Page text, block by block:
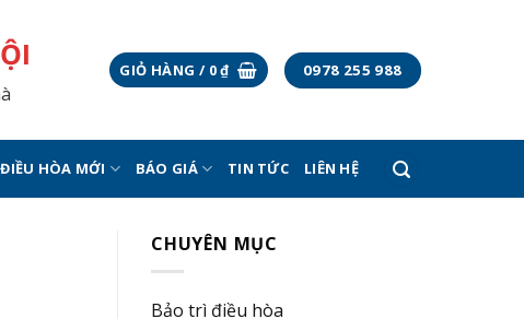
GIỎ HÀNG / 0₫ 0978 255 988
ĐIỀU HÒA MỚI BÁO GIÁ TIN TỨC LIÊN HỆ
CHUYÊN MỤC
Bảo trì điều hòa